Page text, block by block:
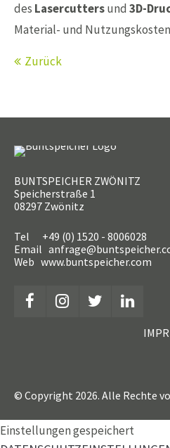
des Lasercuttersund 3D-
Material- und Nutzungskosten
Zurück
BUNTSPEICHER ZWÖNITZ
Speicherstraße 1
08297 Zwönitz
Tel +49 (0) 1520 - 8006028
Email
Web www.buntspeicher.com
© Copyright 2026. Alle Rechte
Einstellungen gespeichert